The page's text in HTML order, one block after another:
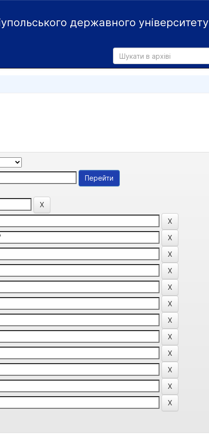
державного університету